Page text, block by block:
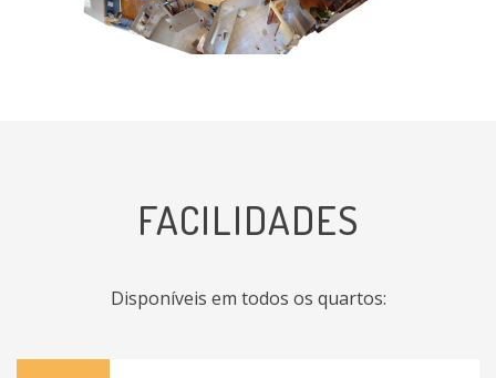
FACILIDADES
Disponíveis em todos os quartos: